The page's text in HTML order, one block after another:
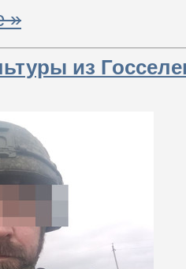
»
из